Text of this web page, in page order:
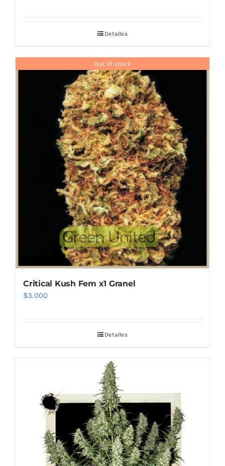
Detalles
Out of stock
Critical Kush Fem x1 Granel
$3.000
Detalles